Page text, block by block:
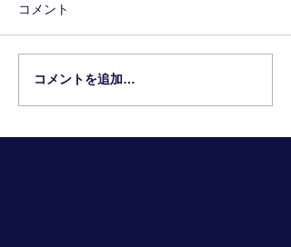
6年生の進路先
コメント
コメントを追加…